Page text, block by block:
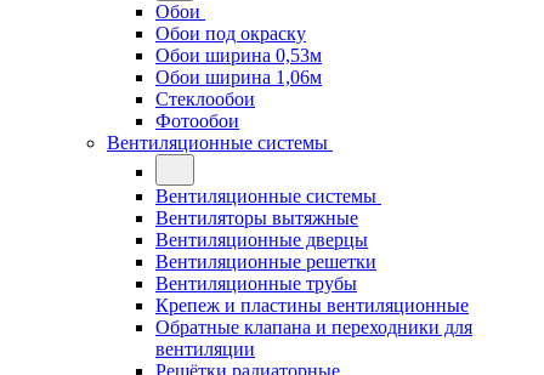
Обои
Обои под окраску
Обои ширина 0,53м
Обои ширина 1,06м
Стеклообои
Фотообои
Вентиляционные системы
Вентиляционные системы
Вентиляторы вытяжные
Вентиляционные дверцы
Вентиляционные решетки
Вентиляционные трубы
Крепеж и пластины вентиляционные
Обратные клапана и переходники для
вентиляции
Решётки радиаторные